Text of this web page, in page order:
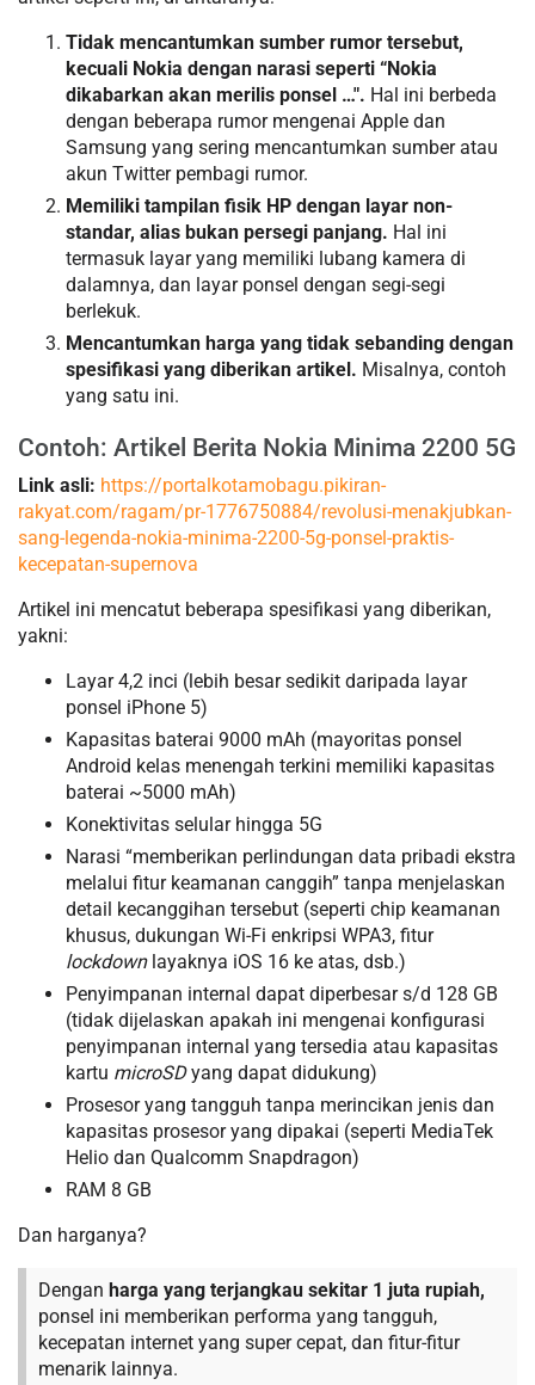
Tidak mencantumkan sumber rumor tersebut,
kecuali Nokia dengan narasi seperti “Nokia
dikabarkan akan merilis ponsel …". Hal ini berbeda
dengan beberapa rumor mengenai Apple dan
Samsung yang sering mencantumkan sumber atau
akun Twitter pembagi rumor.
Memiliki tampilan fisik HP dengan layar non-
standar, alias bukan persegi panjang. Hal ini
termasuk layar yang memiliki lubang kamera di
dalamnya, dan layar ponsel dengan segi-segi
berlekuk.
Mencantumkan harga yang tidak sebanding dengan
spesifikasi yang diberikan artikel. Misalnya, contoh
yang satu ini.
Contoh: Artikel Berita Nokia Minima 2200 5G
Link asli: https://portalkotamobagu.pikiran-
rakyat.com/ragam/pr-1776750884/revolusi-menakjubkan-
sang-legenda-nokia-minima-2200-5g-ponsel-praktis-
kecepatan-supernova
Artikel ini mencatut beberapa spesifikasi yang diberikan,
yakni:
Layar 4,2 inci (lebih besar sedikit daripada layar
ponsel iPhone 5)
Kapasitas baterai 9000 mAh (mayoritas ponsel
Android kelas menengah terkini memiliki kapasitas
baterai ~5000 mAh)
Konektivitas selular hingga 5G
Narasi “memberikan perlindungan data pribadi ekstra
melalui fitur keamanan canggih” tanpa menjelaskan
detail kecanggihan tersebut (seperti chip keamanan
khusus, dukungan Wi-Fi enkripsi WPA3, fitur
lockdownlayaknya iOS 16 ke atas, dsb.)
Penyimpanan internal dapat diperbesar s/d 128 GB
(tidak dijelaskan apakah ini mengenai konfigurasi
penyimpanan internal yang tersedia atau kapasitas
kartu microSDyang dapat didukung)
Prosesor yang tangguh tanpa merincikan jenis dan
kapasitas prosesor yang dipakai (seperti MediaTek
Helio dan Qualcomm Snapdragon)
RAM 8 GB
Dan harganya?
Dengan harga yang terjangkau sekitar 1 juta rupiah,
ponsel ini memberikan performa yang tangguh,
kecepatan internet yang super cepat, dan fitur-fitur
menarik lainnya.